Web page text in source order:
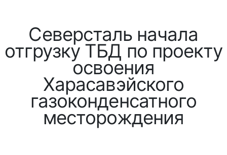
Северсталь начала
отгрузку ТБД по проекту
освоения
Харасавэйского
газоконденсатного
месторождения